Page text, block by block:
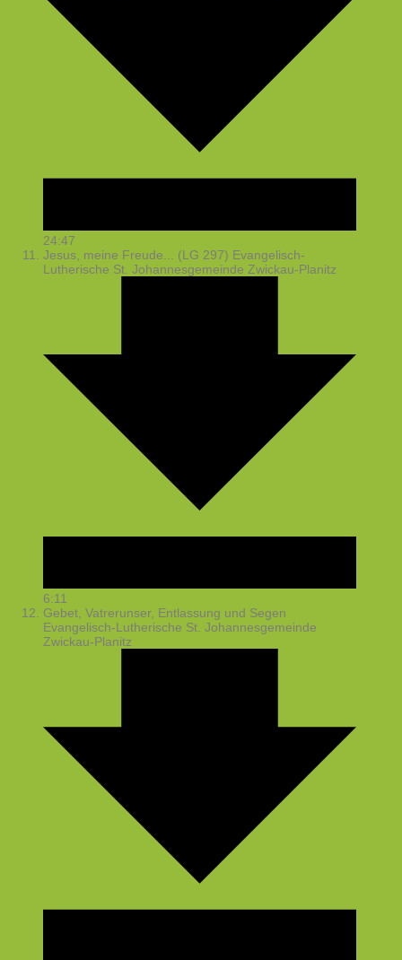
24:47
Jesus, meine Freude... (LG 297) Evangelisch-
Lutherische St. Johannesgemeinde Zwickau-Planitz
6:11
Gebet, Vatrerunser, Entlassung und Segen
Evangelisch-Lutherische St. Johannesgemeinde
Zwickau-Planitz